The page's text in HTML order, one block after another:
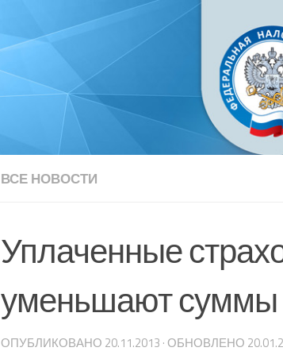
ВСЕ НОВОСТИ
Уплаченные
уменьшают
ОПУБЛИКОВАНО 20.11.2013 · ОБНОВЛЕНО